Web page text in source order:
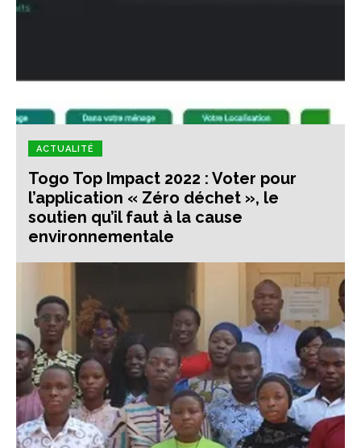
ACTUALITÉ
Togo Top Impact 2022 : Voter pour
l’application « Zéro déchet », le
soutien qu’il faut à la cause
environnementale